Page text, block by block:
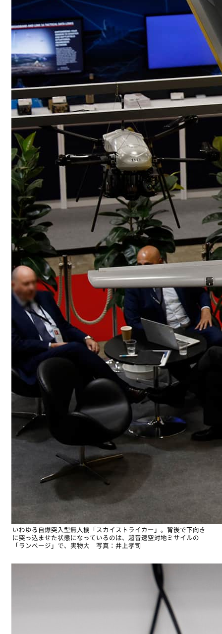
いわゆる自爆突入型無人機「スカイストライカー」。背後で下向き
に突っ込ませた状態になっているのは、超音速空対地ミサイルの
「ランページ」で、実物大 写真：井上孝司